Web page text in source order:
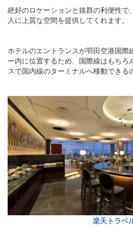
絶好のロケーションと抜群の利便性で
人に上質な空間を提供してくれます。
ホテルのエントランスが羽田空港国
ー内に位置するため、国際線はもちろ
スで国内線のターミナルへ移動できる
楽天トラベ